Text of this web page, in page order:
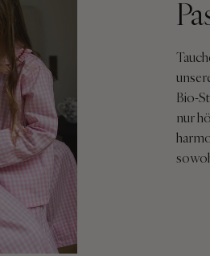
Bio-
nur